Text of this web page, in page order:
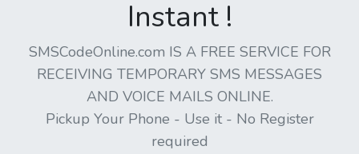
Instant !
SMSCodeOnline.com IS A FREE SERVICE FOR
RECEIVING TEMPORARY SMS MESSAGES
AND VOICE MAILS ONLINE.
Pickup Your Phone - Use it - No Register
required